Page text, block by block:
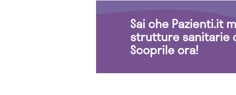
Sai che Pazienti.it
strutture sanitarie
Scoprile ora!